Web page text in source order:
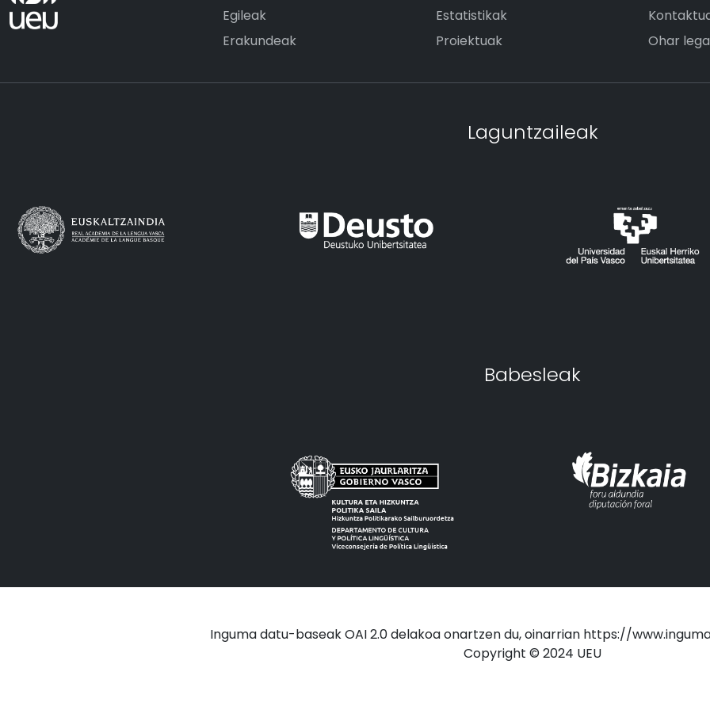
Egileak
Erakundeak
Estatistikak
Proiektuak
Ohar
Laguntzaileak
Babesleak
Inguma datu-baseak OAI 2.0 delakoa onartzen du, oinarrian https://
Copyright © 2024 UEU